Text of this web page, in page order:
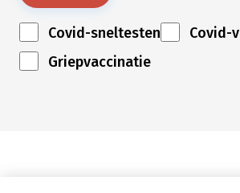
Covid-sneltesten
Covid-
Griepvaccinatie